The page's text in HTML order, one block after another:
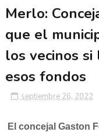
Merlo:
que el
los vecinos
esos fondos
septiembre 26, 2022
El concejal Gaston